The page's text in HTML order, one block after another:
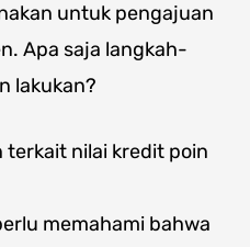
untuk pengajuan
Apa saja langkah-
lakukan?
terkait nilai kredit poin
memahami bahwa